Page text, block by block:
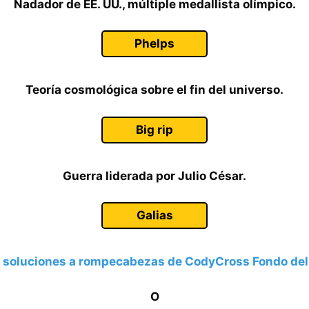
Nadador de EE. UU., múltiple medallista olímpico.
Phelps
Teoría cosmológica sobre el fin del universo.
Big rip
Guerra liderada por Julio César.
Galias
soluciones a rompecabezas de CodyCross Fondo
O